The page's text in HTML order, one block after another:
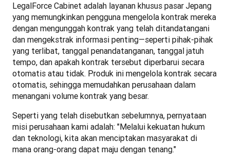
LegalForce Cabinet adalah layanan khusus pasar Jepang
yang memungkinkan pengguna mengelola kontrak mereka
dengan mengunggah kontrak yang telah ditandatangani
dan mengekstrak informasi penting—seperti pihak-pihak
yang terlibat, tanggal penandatanganan, tanggal jatuh
tempo, dan apakah kontrak tersebut diperbarui secara
otomatis atau tidak. Produk ini mengelola kontrak secara
otomatis, sehingga memudahkan perusahaan dalam
menangani volume kontrak yang besar.
Seperti yang telah disebutkan sebelumnya, pernyataan
misi perusahaan kami adalah: "Melalui kekuatan hukum
dan teknologi, kita akan menciptakan masyarakat di
mana orang-orang dapat maju dengan tenang."